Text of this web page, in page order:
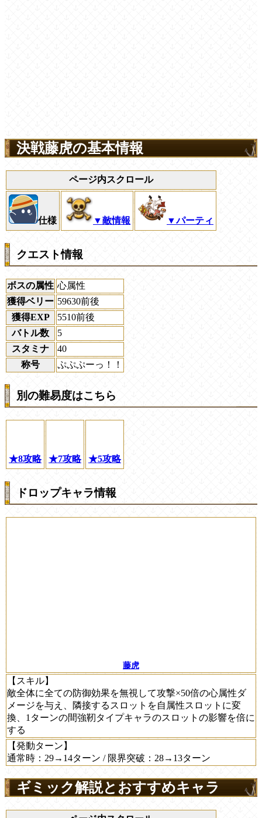
決戦藤虎の基本情報
ページ内スクロール
仕様 ▼敵情報 ▼パーティ
クエスト情報
ボスの属性 心属性
獲得ベリー 59630前後
獲得EXP
5510前後
バトル数
5
スタミナ
40
称号
ぷぷぷーっ！！
別の難易度はこちら
★8攻略 ★7攻略 ★5攻略
ドロップキャラ情報
藤虎
【スキル】
敵全体に全ての防御効果を無視して攻撃×50倍の心属性ダ
メージを与え、隣接するスロットを自属性スロットに変
換、1ターンの間強靭タイプキャラのスロットの影響を倍に
する
【発動ターン】
通常時：29→14ターン / 限界突破：28→13ターン
ギミック解説とおすすめキャラ